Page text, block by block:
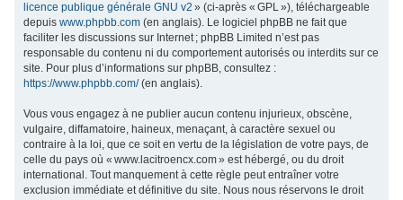
licence publique générale GNU v2 » (ci-après « GPL »), téléchargeable
depuiswww.phpbb.com (en anglais). Le logiciel phpBB ne fait que
faciliter les discussions sur Internet ; phpBB Limited n’est pas
responsable du contenu ni du comportement autorisés ou interdits sur ce
site. Pour plus d’informations sur phpBB, consultez :
https://www.phpbb.com/(en anglais).
Vous vous engagez à ne publier aucun contenu injurieux, obscène,
vulgaire, diffamatoire, haineux, menaçant, à caractère sexuel ou
contraire à la loi, que ce soit en vertu de la législation de votre pays, de
celle du pays où « www.lacitroencx.com » est hébergé, ou du droit
international. Tout manquement à cette règle peut entraîner votre
exclusion immédiate et définitive du site. Nous nous réservons le droit